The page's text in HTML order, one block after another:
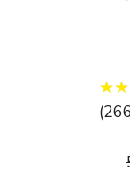
★★
★★
(266